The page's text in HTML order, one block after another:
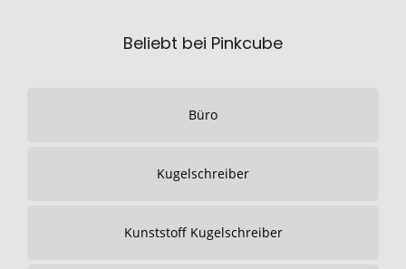
Beliebt bei Pinkcube
Büro
Kugelschreiber
Kunststoff Kugelschreiber